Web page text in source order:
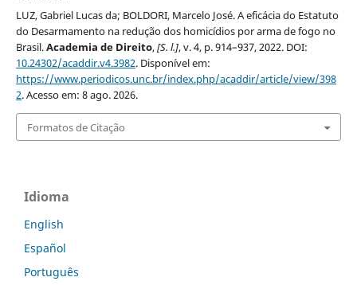
LUZ, Gabriel Lucas da; BOLDORI, Marcelo José. A eficácia do Estatuto
do Desarmamento na redução dos homicídios por arma de fogo no
Brasil.Academia de Direito,[S. l.], v. 4, p. 914–937, 2022. DOI:
10.24302/acaddir.v4.3982. Disponível em:
https://www.periodicos.unc.br/index.php/acaddir/article/view/398
2. Acesso em: 8 ago. 2026.
Formatos de Citação
Idioma
English
Español
Português